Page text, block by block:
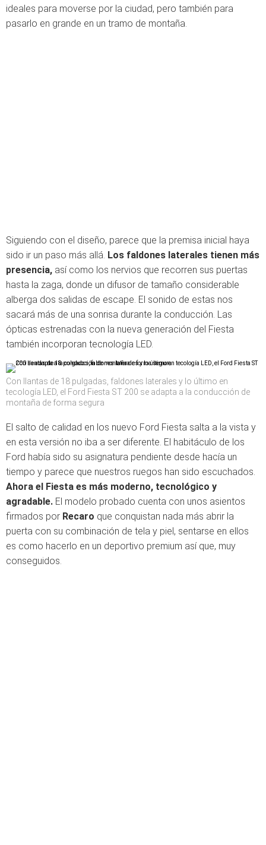
ideales para moverse por la ciudad, pero también para
pasarlo en grande en un tramo de montaña.
Siguiendo con el diseño, parece que la premisa inicial haya
sido ir un paso más allá. Los faldones laterales tienen más
presencia, así como los nervios que recorren sus puertas
hasta la zaga, donde un difusor de tamaño considerable
alberga dos salidas de escape. El sonido de estas nos
sacará más de una sonrisa durante la conducción. Las
ópticas estrenadas con la nueva generación del Fiesta
también incorporan tecnología LED.
Con llantas de 18 pulgadas, faldones laterales y lo último en
tecología LED, el Ford Fiesta ST 200 se adapta a la conducción de
montaña de forma segura
El salto de calidad en los nuevo Ford Fiesta salta a la vista y
en esta versión no iba a ser diferente. El habitáculo de los
Ford había sido su asignatura pendiente desde hacía un
tiempo y parece que nuestros ruegos han sido escuchados.
Ahora el Fiesta es más moderno, tecnológico y
agradable. El modelo probado cuenta con unos asientos
firmados por Recaro que conquistan nada más abrir la
puerta con su combinación de tela y piel, sentarse en ellos
es como hacerlo en un deportivo premium así que, muy
conseguidos.